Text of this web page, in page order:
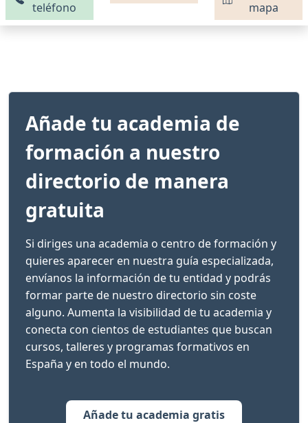
teléfono
mapa
Añade tu academia de
formación a nuestro
directorio de manera
gratuita
Si diriges una academia o centro de formación y
quieres aparecer en nuestra guía especializada,
envíanos la información de tu entidad y podrás
formar parte de nuestro directorio sin coste
alguno. Aumenta la visibilidad de tu academia y
conecta con cientos de estudiantes que buscan
cursos, talleres y programas formativos en
España y en todo el mundo.
Añade tu academia gratis